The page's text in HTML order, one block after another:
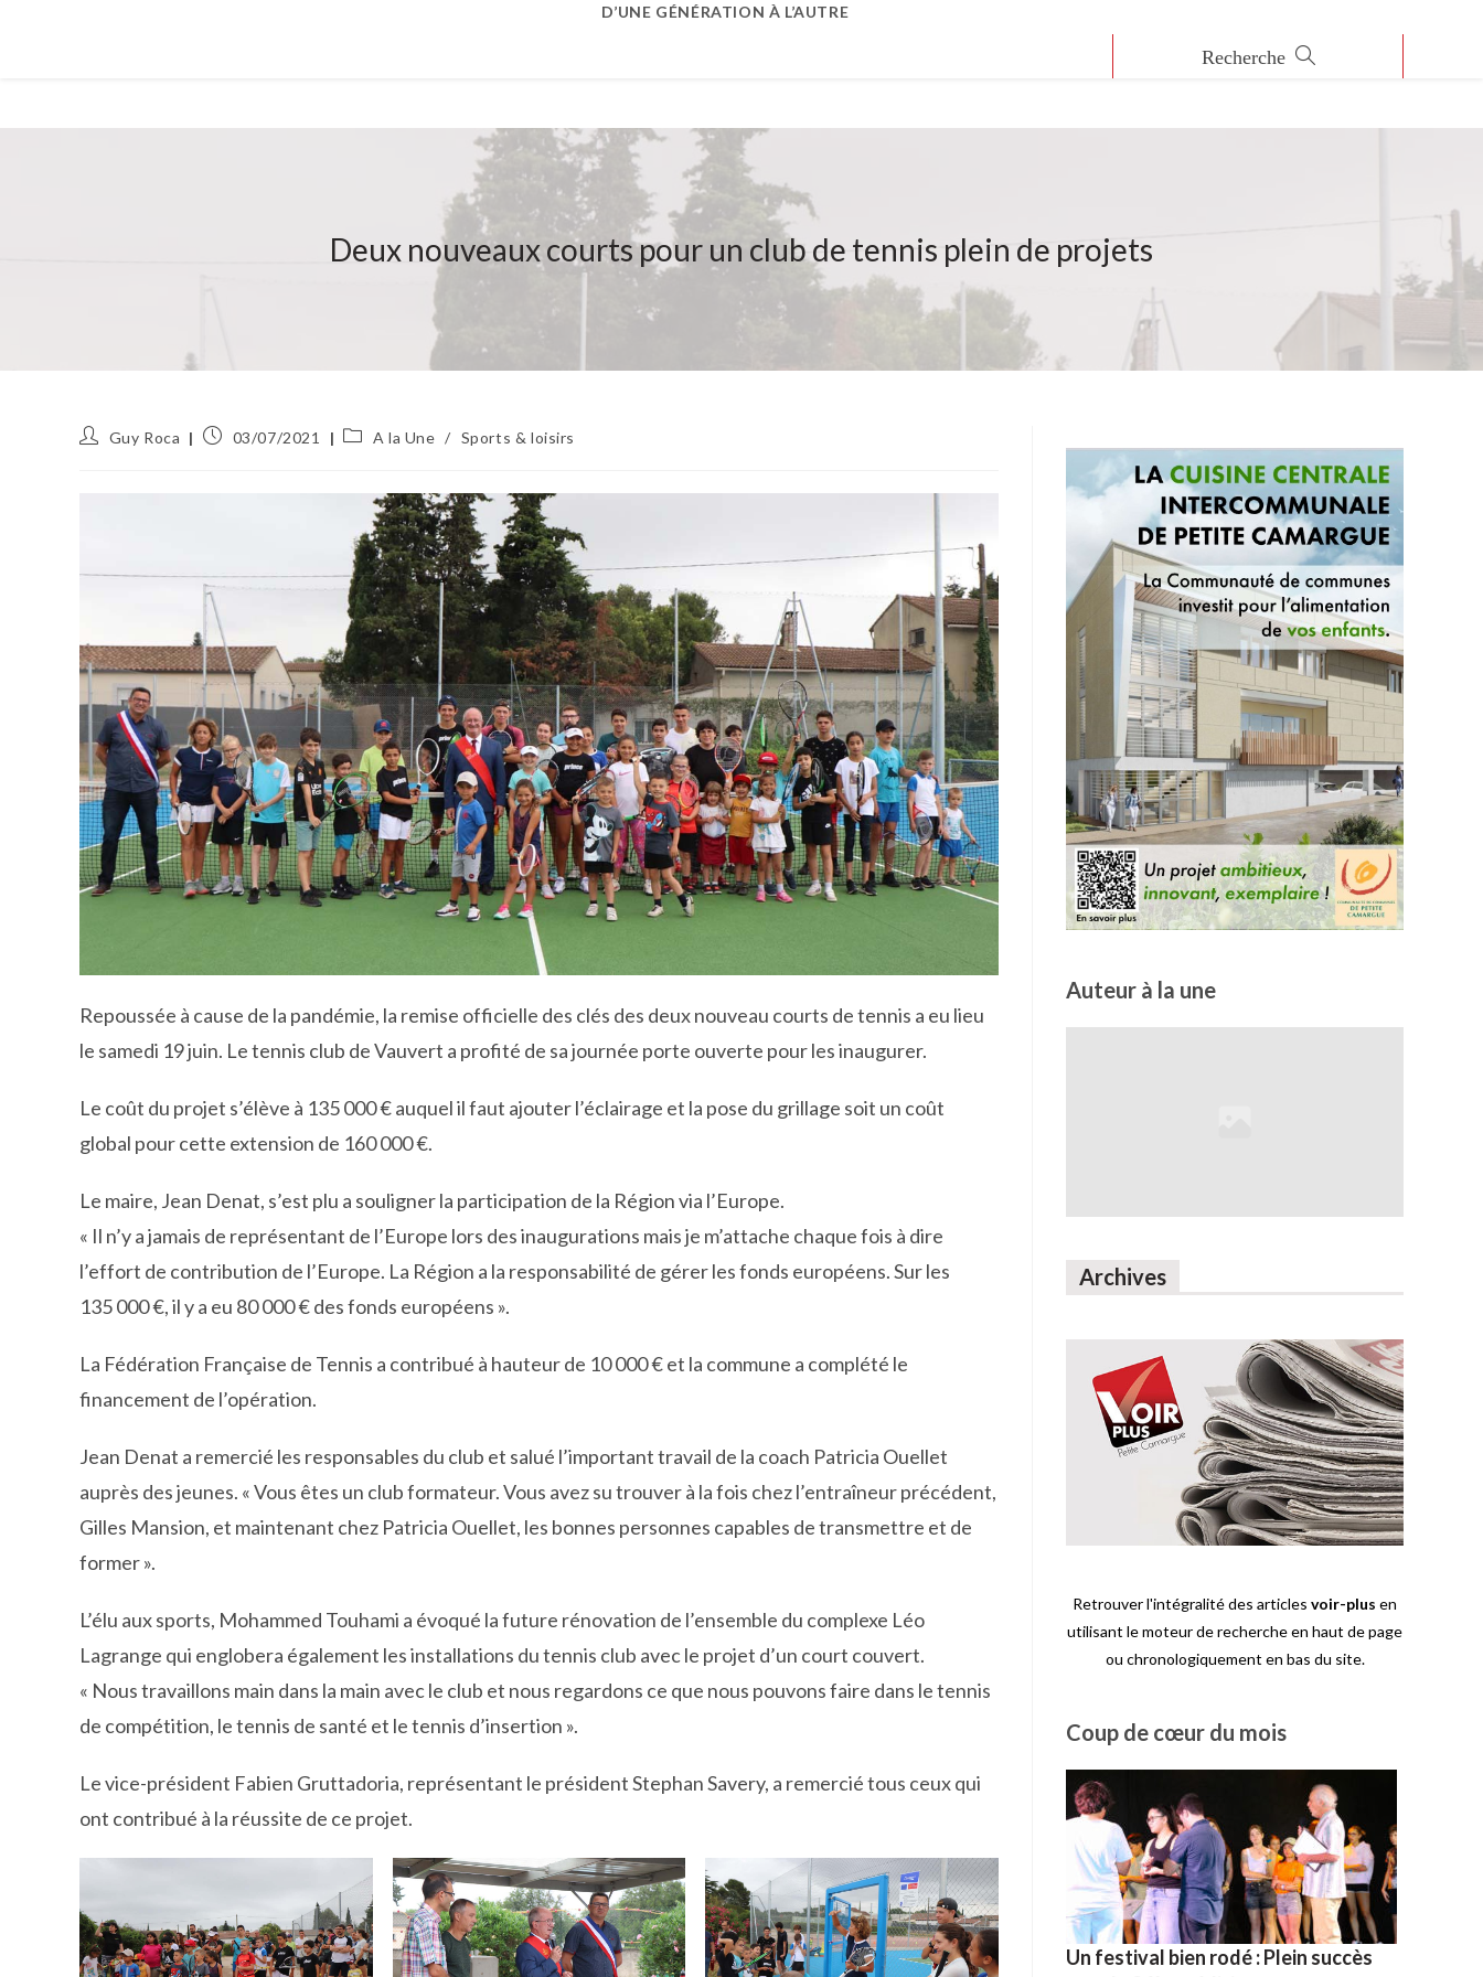
D’UNE GÉNÉRATION À L’AUTRE
Deux nouveaux courts pour un club de tennis plein de projets
Auteur/autrice
Guy Roca
Publication
03/07/2021
PostA la Une / Sports & loisirs
Repoussée à cause de la pandémie, la remise officielle des clés des deux nouveau courts de tennis a eu lieu
le samedi 19 juin. Le tennis club de Vauvert a profité de sa journée porte ouverte pour les inaugurer.
Le coût du projet s’élève à 135 000 € auquel il faut ajouter l’éclairage et la pose du grillage soit un coût
global pour cette extension de 160 000 €.
Le maire, Jean Denat, s’est plu a souligner la participation de la Région via l’Europe.
« Il n’y a jamais de représentant de l’Europe lors des inaugurations mais je m’attache chaque fois à dire
l’effort de contribution de l’Europe. La Région a la responsabilité de gérer les fonds européens. Sur les
135 000 €, il y a eu 80 000 € des fonds européens ».
La Fédération Française de Tennis a contribué à hauteur de 10 000 € et la commune a complété le
financement de l’opération.
Jean Denat a remercié les responsables du club et salué l’important travail de la coach Patricia Ouellet
auprès des jeunes. « Vous êtes un club formateur. Vous avez su trouver à la fois chez l’entraîneur précédent,
Gilles Mansion, et maintenant chez Patricia Ouellet, les bonnes personnes capables de transmettre et de
former ».
L’élu aux sports, Mohammed Touhami a évoqué la future rénovation de l’ensemble du complexe Léo
Lagrange qui englobera également les installations du tennis club avec le projet d’un court couvert.
« Nous travaillons main dans la main avec le club et nous regardons ce que nous pouvons faire dans le tennis
de compétition, le tennis de santé et le tennis d’insertion ».
Le vice-président Fabien Gruttadoria, représentant le président Stephan Savery, a remercié tous ceux qui
ont contribué à la réussite de ce projet.
Auteur à la une
Archives
Retrouver l'intégralité des articles voir-plus en
utilisant le moteur de recherche en haut de page
ou chronologiquement en bas du site.
Coup de cœur du mois
Un festival bien rodé : Plein succès